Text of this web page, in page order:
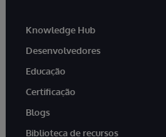
Knowledge Hub
Desenvolvedores
Educação
Certificação
Blogs
Biblioteca de recursos